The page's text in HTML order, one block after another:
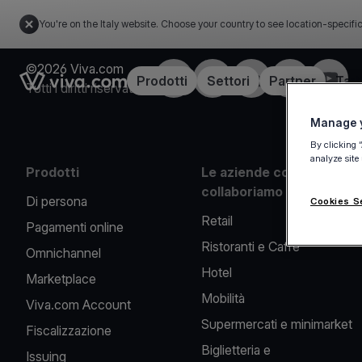
You're on the Italy website. Choose your country to see location-
Link to the homepageProdotti Settori Partner
©2026 Viva.com
Tutti i diritti riservati
Facebook
X LinkedInInstagramYouTube
Prodotti
Di persona
Pagamenti online
Omnichannel
Marketplace
Viva.com Account
Fiscalizzazione
Issuing
Le aziende con cui
collaboriamo
Retail
Ristoranti e Caffè
Hotel
Mobilità
Supermercati e minimarket
Biglietteria e
Manage
By clicking
analyze
Cookies